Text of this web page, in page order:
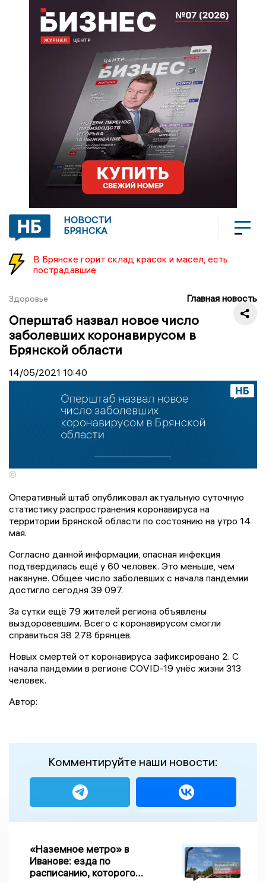
НОВОСТИ
БРЯНСКА
В Брянске горит склад красок и масел, есть
пострадавшие
Здоровье Главная новость
Оперштаб назвал новое число
заболевших коронавирусом в
Брянской области
14/05/2021 10:40
©
Оперативный штаб опубликовал актуальную суточную
статистику распространения коронавируса на
территории Брянской области по состоянию на утро 14
мая.
Согласно данной информации, опасная инфекция
подтвердилась ещё у 60 человек. Это меньше, чем
накануне. Общее число заболевших с начала пандемии
достигло сегодня 39 097.
За сутки ещё 79 жителей региона объявлены
выздоровевшим. Всего с коронавирусом смогли
справиться 38 278 брянцев.
Новых смертей от коронавируса зафиксировано 2. С
начала пандемии в регионе COVID-19 унёс жизни 313
человек.
Автор:
Комментируйте наши новости:
«Наземное метро» в
Иванове: езда по
расписанию, которого